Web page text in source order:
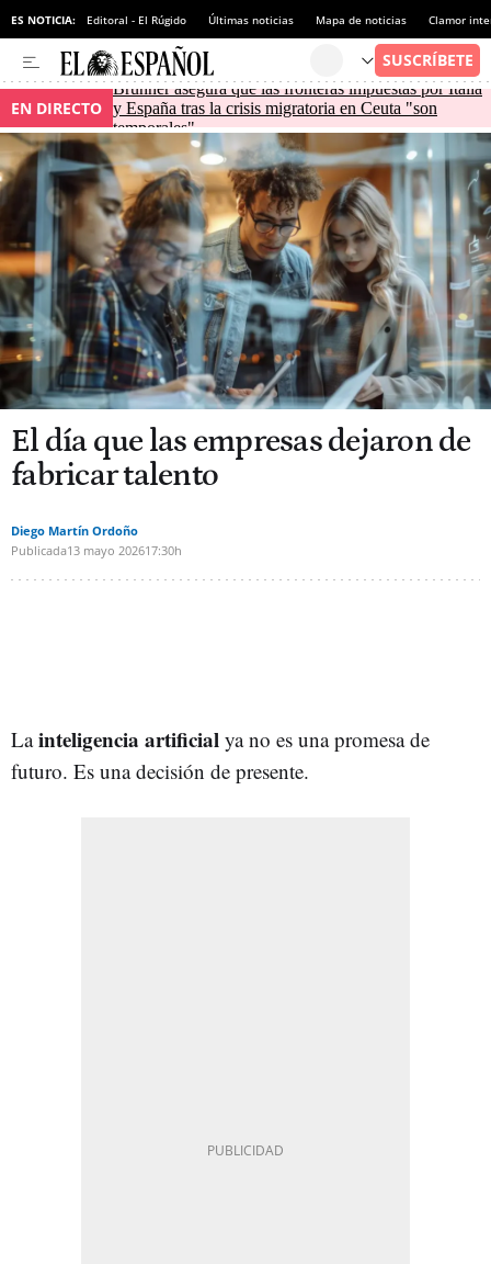
ES NOTICIA: Editoral - El Rúgido Últimas noticias Mapa de noticias Clamor
EN DIRECTO
Brunner asegura que las fronteras impuestas por Italia
y España tras la crisis migratoria en Ceuta "son
temporales"
El día que las empresas dejaron de
fabricar talento
Diego Martín Ordoño
Publicada13 mayo 202617:30h
Lainteligencia artificial ya no es una promesa de
futuro. Es una decisión de presente.